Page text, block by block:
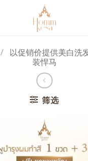
/ 以促销价提供美白洗
装悍马
筛选